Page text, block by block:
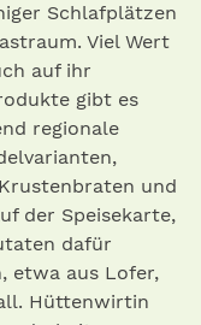
Schlafplätzen
Viel Wert
auf ihr
gibt es
regionale
und
der Speisekarte,
dafür
etwa aus Lofer,
Hüttenwirtin